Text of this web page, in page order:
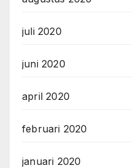
juli 2020
juni 2020
april 2020
februari 2020
januari 2020